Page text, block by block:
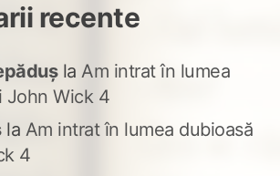
recente
la Am intrat în lumea
John Wick 4
la Am intrat în lumea dubioasă
4